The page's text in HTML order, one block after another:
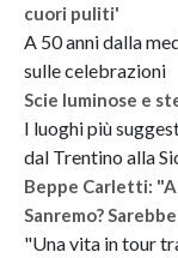
cuori puliti'
A 50 anni dalla
sulle celebrazioni
Scie luminose e
I luoghi più
dal Trentino alla
Beppe Carletti:
Sanremo?
"Una vita in tour